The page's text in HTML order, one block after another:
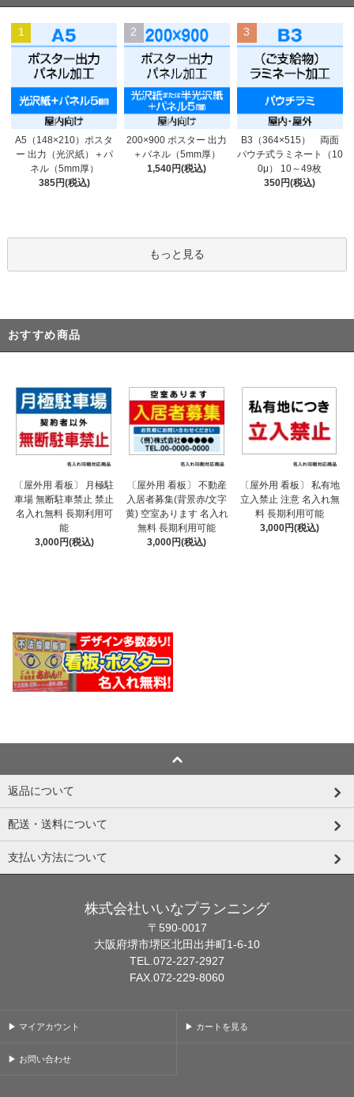
1
A5（148×210）ポスタ
ー 出力（光沢紙）＋パ
ネル（5mm厚）
385円(税込)
2
200×900 ポスター 出力
＋パネル（5mm厚）
1,540円(税込)
3
B3（364×515） 両面
パウチ式ラミネート（10
0μ） 10～49枚
350円(税込)
もっと見る
おすすめ商品
〔屋外用 看板〕 月極駐
車場 無断駐車禁止 禁止
名入れ無料 長期利用可
能
3,000円(税込)
〔屋外用 看板〕 不動産
入居者募集(背景赤/文字
黄) 空室あります 名入れ
無料 長期利用可能
3,000円(税込)
〔屋外用 看板〕 私有地
立入禁止 注意 名入れ無
料 長期利用可能
3,000円(税込)
返品について
配送・送料について
支払い方法について
株式会社いいなプランニング
〒590-0017
大阪府堺市堺区北田出井町1-6-10
TEL.072-227-2927
FAX.072-229-8060
▶ マイアカウント ▶ カートを見る
▶ お問い合わせ